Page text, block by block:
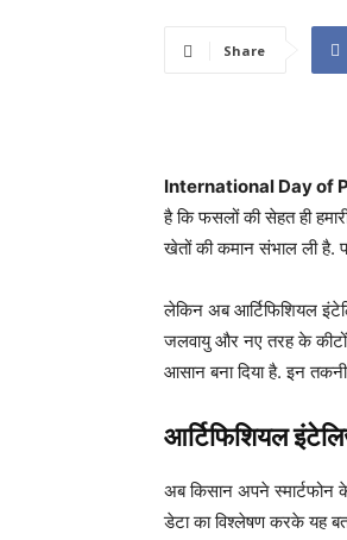
Share
International Day of
है कि फसलों की सेहत ही
खेतों की कमान संभाल ली है.
लेकिन अब आर्टिफिशियल
जलवायु और नए तरह के
आसान बना दिया है. इन
आर्टिफिशियल
अब किसान अपने स्मार्टफोन
डेटा का विश्लेषण करके यह